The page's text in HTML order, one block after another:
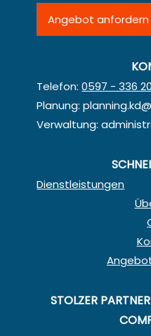
Angebot anfordern
Telefon:0597 - 336
Planung:
Verwaltung:
Dienstleistungen
STOLZER